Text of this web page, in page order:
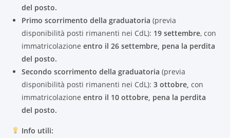
del posto.
Primo scorrimento della graduatoria (previa
disponibilità posti rimanenti nei CdL): 19 settembre, con
immatricolazioneentro il 26 settembre, pena la perdita
del posto.
Secondo scorrimento della graduatoria (previa
disponibilità posti rimanenti nei CdL):3 ottobre, con
immatricolazioneentro il 10 ottobre, pena la perdita
del posto.
Info utili: